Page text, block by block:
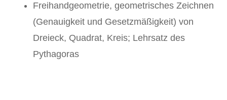
Freihandgeometrie, geometrisches Zeichnen
(Genauigkeit und Gesetzmäßigkeit) von
Dreieck, Quadrat, Kreis; Lehrsatz des
Pythagoras